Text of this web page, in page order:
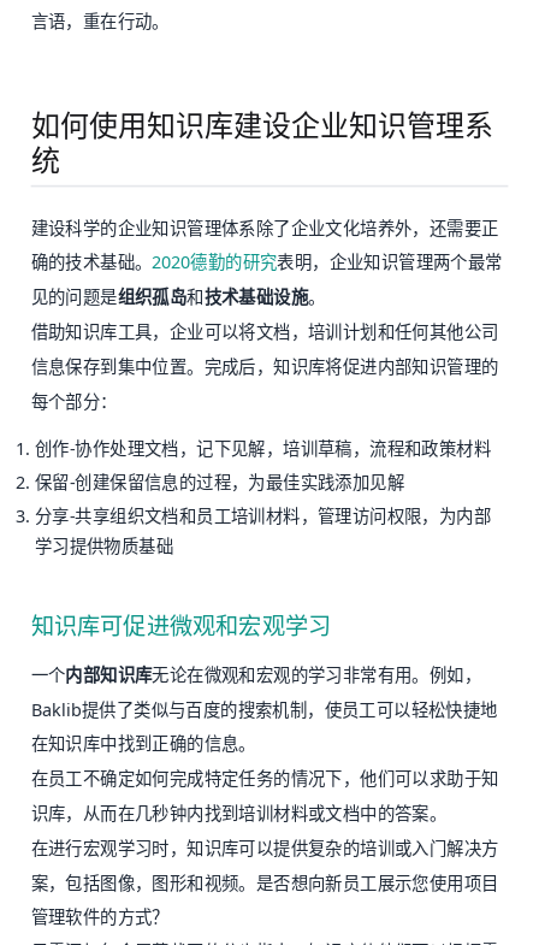
言语，重在行动。
如何使用知识库建设企业知识管理系
统
建设科学的企业知识管理体系除了企业文化培养外，还需要正
确的技术基础。2020德勤的研究表明，企业知识管理两个最常
见的问题是组织孤岛和技术基础设施。
借助知识库工具，企业可以将文档，培训计划和任何其他公司
信息保存到集中位置。完成后，知识库将促进内部知识管理的
每个部分：
创作-协作处理文档，记下见解，培训草稿，流程和政策材料
保留-创建保留信息的过程，为最佳实践添加见解
分享-共享组织文档和员工培训材料，管理访问权限，为内部
学习提供物质基础
知识库可促进微观和宏观学习
一个内部知识库无论在微观和宏观的学习非常有用。例如，
Baklib提供了类似与百度的搜索机制，使员工可以轻松快捷地
在知识库中找到正确的信息。
在员工不确定如何完成特定任务的情况下，他们可以求助于知
识库，从而在几秒钟内找到培训材料或文档中的答案。
在进行宏观学习时，知识库可以提供复杂的培训或入门解决方
案，包括图像，图形和视频。是否想向新员工展示您使用项目
管理软件的方式？